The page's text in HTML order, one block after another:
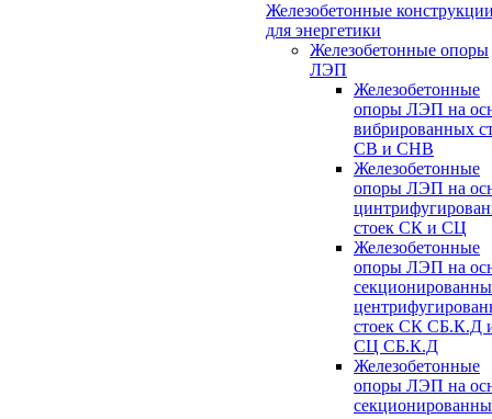
Железобетонные
для энергетики
Железобетонные опоры
ЛЭП
Железобетонные
опоры ЛЭП на
вибрированных
СВ и СНВ
Железобетонные
опоры ЛЭП на
стоек СК и СЦ
Железобетонные
опоры ЛЭП на
стоек СК СБ.К.Д
СЦ СБ.К.Д
Железобетонные
опоры ЛЭП на